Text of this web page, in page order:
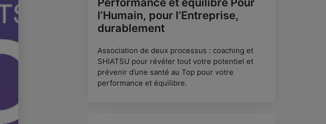
l’Humain, pour l’Entreprise,
durablement
Association de deux processus : coaching et
SHIATSU pour révéler tout votre potentiel et
prévenir d’une santé au Top pour votre
performance et équilibre.